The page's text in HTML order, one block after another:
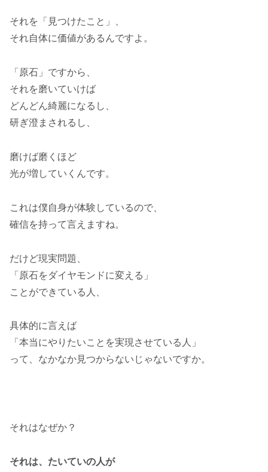
それを「見つけたこと」、
それ自体に価値があるんですよ。
「原石」ですから、
それを磨いていけば
どんどん綺麗になるし、
研ぎ澄まされるし、
磨けば磨くほど
光が増していくんです。
これは僕自身が体験しているので、
確信を持って言えますね。
だけど現実問題、
「原石をダイヤモンドに変える」
ことができている人、
具体的に言えば
「本当にやりたいことを実現させている人」
って、なかなか見つからないじゃないですか。
それはなぜか？
それは、たいていの人が